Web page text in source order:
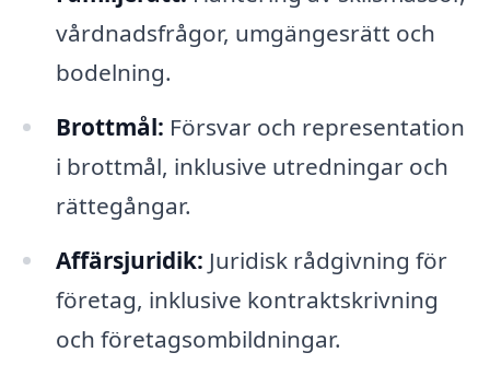
vårdnadsfrågor, umgängesrätt och
bodelning.
Brottmål: Försvar och representation
i brottmål, inklusive utredningar och
rättegångar.
Affärsjuridik: Juridisk rådgivning för
företag, inklusive kontraktskrivning
och företagsombildningar.